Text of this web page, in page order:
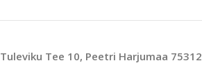
Tuleviku Tee 10, Peetri Harjumaa 75312